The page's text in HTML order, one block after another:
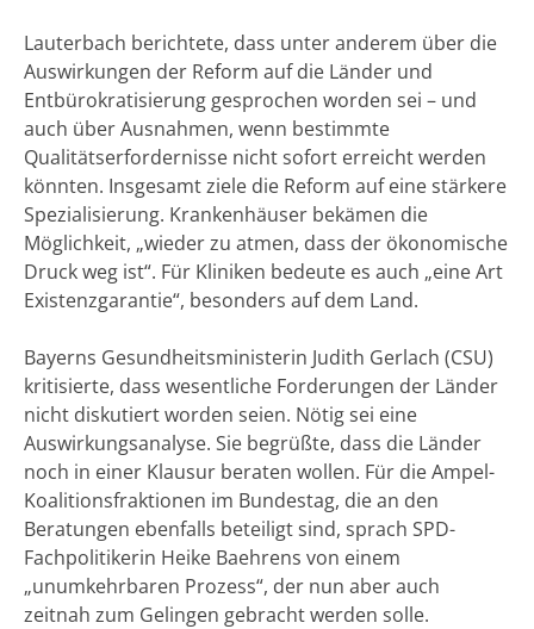
Lauterbach berichtete, dass unter anderem über die
Auswirkungen der Reform auf die Länder und
Entbürokratisierung gesprochen worden sei – und
auch über Ausnahmen, wenn bestimmte
Qualitätserfordernisse nicht sofort erreicht werden
könnten. Insgesamt ziele die Reform auf eine stärkere
Spezialisierung. Krankenhäuser bekämen die
Möglichkeit, „wieder zu atmen, dass der ökonomische
Druck weg ist“. Für Kliniken bedeute es auch „eine Art
Existenzgarantie“, besonders auf dem Land.
Bayerns Gesundheitsministerin Judith Gerlach (CSU)
kritisierte, dass wesentliche Forderungen der Länder
nicht diskutiert worden seien. Nötig sei eine
Auswirkungsanalyse. Sie begrüßte, dass die Länder
noch in einer Klausur beraten wollen. Für die Ampel-
Koalitionsfraktionen im Bundestag, die an den
Beratungen ebenfalls beteiligt sind, sprach SPD-
Fachpolitikerin Heike Baehrens von einem
„unumkehrbaren Prozess“, der nun aber auch
zeitnah zum Gelingen gebracht werden solle.